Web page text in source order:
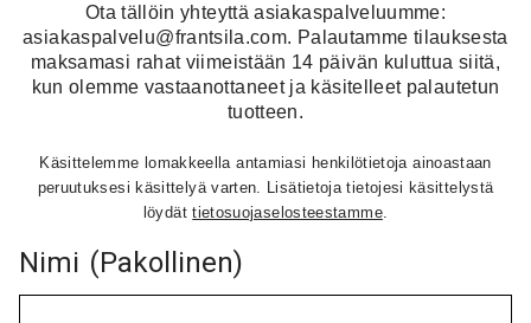
Ota tällöin yhteyttä asiakaspalveluumme:
asiakaspalvelu@frantsila.com. Palautamme tilauksesta
maksamasi rahat viimeistään 14 päivän kuluttua siitä,
kun olemme vastaanottaneet ja käsitelleet palautetun
tuotteen.
Käsittelemme lomakkeella antamiasi henkilötietoja ainoastaan
peruutuksesi käsittelyä varten. Lisätietoja tietojesi käsittelystä
löydättietosuojaselosteestamme.
Nimi (Pakollinen)